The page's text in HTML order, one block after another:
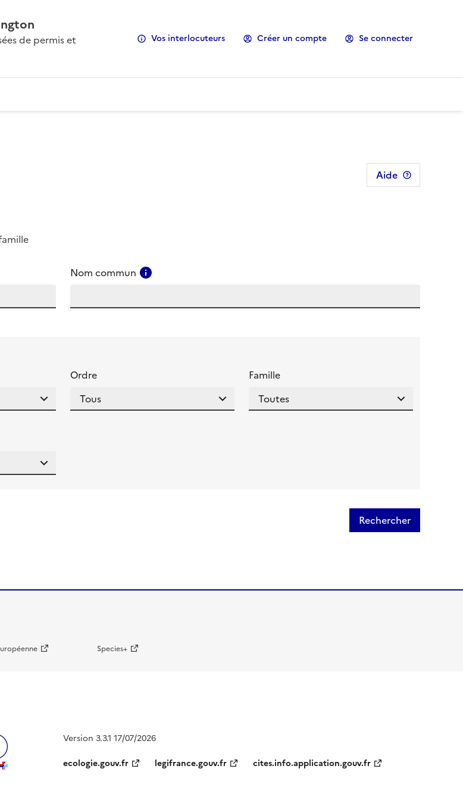
de permis et
Vos interlocuteurs Créer un compte Se connecter
Aide
Nom commun
Ordre Famille
Rechercher
Species+
Version 3.3.1 17/07/2026
ecologie.gouv.fr
legifrance.gouv.fr cites.info.application.gouv.fr